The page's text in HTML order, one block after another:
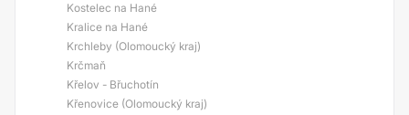
Kostelec na Hané
Kralice na Hané
Krchleby (Olomoucký kraj)
Krčmaň
Křelov - Břuchotín
Křenovice (Olomoucký kraj)